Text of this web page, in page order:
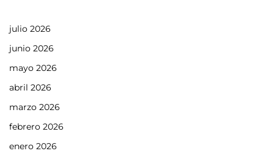
julio 2026
junio 2026
mayo 2026
abril 2026
marzo 2026
febrero 2026
enero 2026